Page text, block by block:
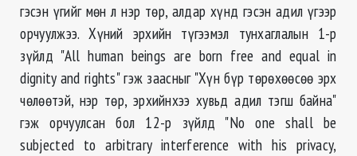
гэсэн үгийг мөн л нэр төр, алдар хүнд гэсэн адил үгээр
орчуулжээ. Хүний эрхийн түгээмэл тунхаглалын 1-р
зүйлд "All human beings are born free and equal in
dignity and rights" гэж заасныг "Хүн бүр төрөхөөсөө эрх
чөлөөтэй, нэр төр, эрхийнхээ хувьд адил тэгш байна"
гэж орчуулсан бол 12-р зүйлд "No one shall be
subjected to arbitrary interference with his privacy,